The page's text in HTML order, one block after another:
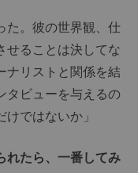
た。彼の世界観、仕
せることは決してな
ナリストと関係を結
タビューを与えるの
ではないか」
たら、一番してみ